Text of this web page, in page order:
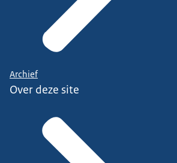
Archief
Over deze site